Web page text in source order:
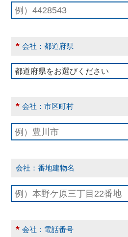
* 会社：都道府県
* 会社：市区町村
会社：番地建物名
* 会社：電話番号